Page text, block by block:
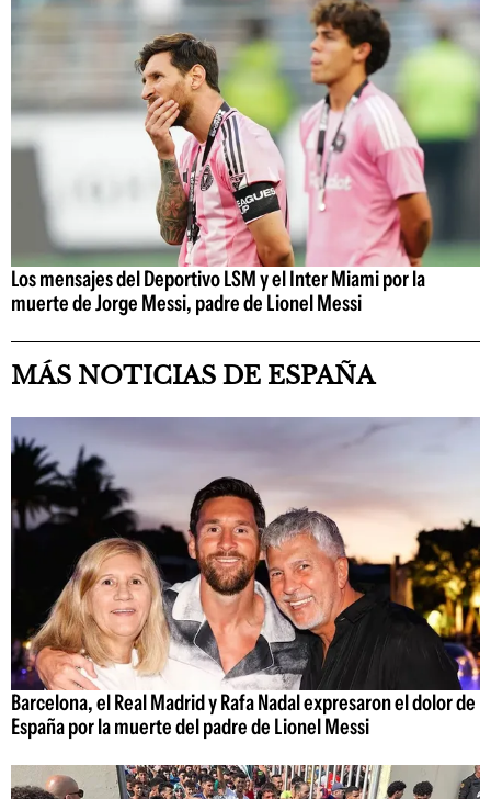
Los mensajes del Deportivo LSM y el Inter Miami por la
muerte de Jorge Messi, padre de Lionel Messi
MÁS NOTICIAS DE ESPAÑA
Barcelona, el Real Madrid y Rafa Nadal expresaron el dolor de
España por la muerte del padre de Lionel Messi